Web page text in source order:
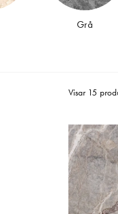
Priset som
installation är
stenbrott kan
Grå
Visar 15